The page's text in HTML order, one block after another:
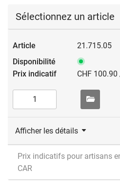
Sélectionnez un article
21.715.05
CHF
Afficher les détails
Prix indicatifs pour artisans
CAR